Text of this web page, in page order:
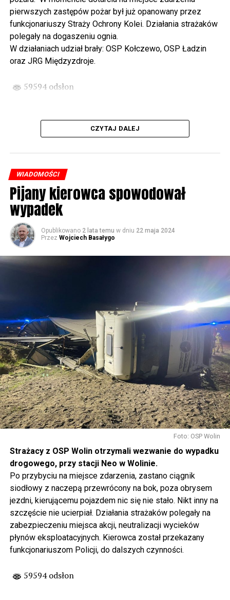
państwa Witkowskich.
Wyjątkowym wydarzeniem będzie koncert w wykonaniu
Kawuś Music Project, podczas którego wysłuchamy
polskich przebojów w jazzowej aranżacji (godz. 20.00
przed biblioteką). Podczas koncertu zaplanowaliśmy dla
Projektów Interreg VI A – Kultura i zrównoważona
turystyka.
(Niemcy), Biblioteka Publiczna Gminy Wolin, Parafia
Rzymskokatolicka w Wolinie
59595 odsłon
pierwszych zastępów pożar był już opanowany przez
funkcjonariuszy Straży Ochrony Kolei. Działania strażaków
polegały na dogaszeniu ognia.
W działaniach udział brały: OSP Kołczewo, OSP Ładzin
oraz JRG Międzyzdroje.
59594 odsłon
CZYTAJ DALEJ
WIADOMOŚCI
Pijany kierowca spowodował
wypadek
Opublikowano 2 lata temu w dniu 22 maja 2024
Przez Wojciech Basałygo
Foto: OSP Wolin
Strażacy z OSP Wolin otrzymali wezwanie do wypadku
drogowego, przy stacji Neo w Wolinie.
Po przybyciu na miejsce zdarzenia, zastano ciągnik
siodłowy z naczepą przewrócony na bok, poza obrysem
jezdni, kierującemu pojazdem nic się nie stało. Nikt inny na
szczęście nie ucierpiał. Działania strażaków polegały na
zabezpieczeniu miejsca akcji, neutralizacji wycieków
płynów eksploatacyjnych. Kierowca został przekazany
funkcjonariuszom Policji, do dalszych czynności.
59594 odsłon